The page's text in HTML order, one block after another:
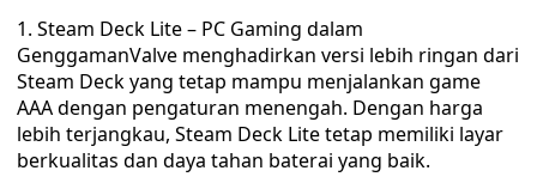
1. Steam Deck Lite – PC Gaming dalam
GenggamanValve menghadirkan versi lebih ringan dari
Steam Deck yang tetap mampu menjalankan game
AAA dengan pengaturan menengah. Dengan harga
lebih terjangkau, Steam Deck Lite tetap memiliki layar
berkualitas dan daya tahan baterai yang baik.